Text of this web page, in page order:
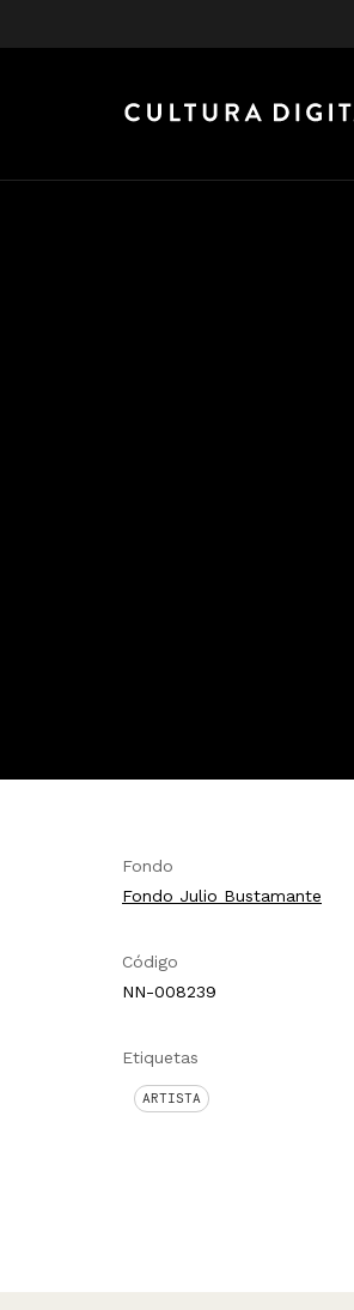
Fondo
Fondo Julio Bustamante
Código
NN-008239
Etiquetas
ARTISTA